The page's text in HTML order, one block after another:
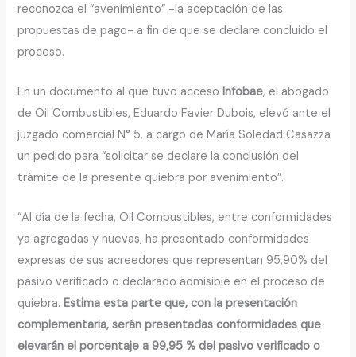
reconozca el “avenimiento” -la aceptación de las
propuestas de pago- a fin de que se declare concluido el
proceso.
En un documento al que tuvo accesoInfobae, el abogado
de Oil Combustibles, Eduardo Favier Dubois, elevó ante el
juzgado comercial N° 5, a cargo de María Soledad Casazza
un pedido para “solicitar se declare la conclusión del
trámite de la presente quiebra por avenimiento”.
“Al día de la fecha, Oil Combustibles, entre conformidades
ya agregadas y nuevas, ha presentado conformidades
expresas de sus acreedores que representan 95,90% del
pasivo verificado o declarado admisible en el proceso de
quiebra.Estima esta parte que, con la presentación
complementaria, serán presentadas conformidades que
elevarán el porcentaje a 99,95 % del pasivo verificado o